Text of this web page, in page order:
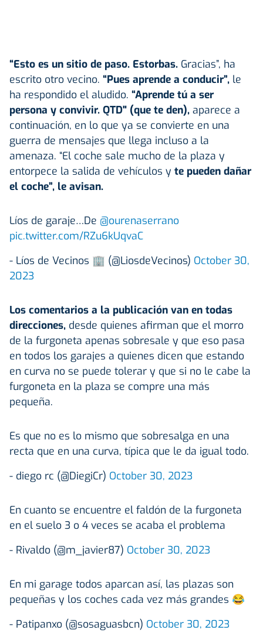
“Esto es un sitio de paso. Estorbas. Gracias”, ha
escrito otro vecino. “Pues aprende a conducir”, le
ha respondido el aludido. “Aprende tú a ser
persona y convivir. QTD" (que te den), aparece a
continuación, en lo que ya se convierte en una
guerra de mensajes que llega incluso a la
amenaza. “El coche sale mucho de la plaza y
entorpece la salida de vehículos y te pueden dañar
el coche”, le avisan.
Líos de garaje…De @ourenaserrano
pic.twitter.com/RZu6kUqvaC
- Líos de Vecinos 🏢 (@LiosdeVecinos) October 30,
2023
Los comentarios a la publicación van en todas
direcciones, desde quienes afirman que el morro
de la furgoneta apenas sobresale y que eso pasa
en todos los garajes a quienes dicen que estando
en curva no se puede tolerar y que si no le cabe la
furgoneta en la plaza se compre una más
pequeña.
Es que no es lo mismo que sobresalga en una
recta que en una curva, típica que le da igual todo.
- diego rc (@DiegiCr) October 30, 2023
En cuanto se encuentre el faldón de la furgoneta
en el suelo 3 o 4 veces se acaba el problema
- Rivaldo (@m_javier87) October 30, 2023
En mi garage todos aparcan así, las plazas son
pequeñas y los coches cada vez más grandes 😂
- Patipanxo (@sosaguasbcn) October 30, 2023